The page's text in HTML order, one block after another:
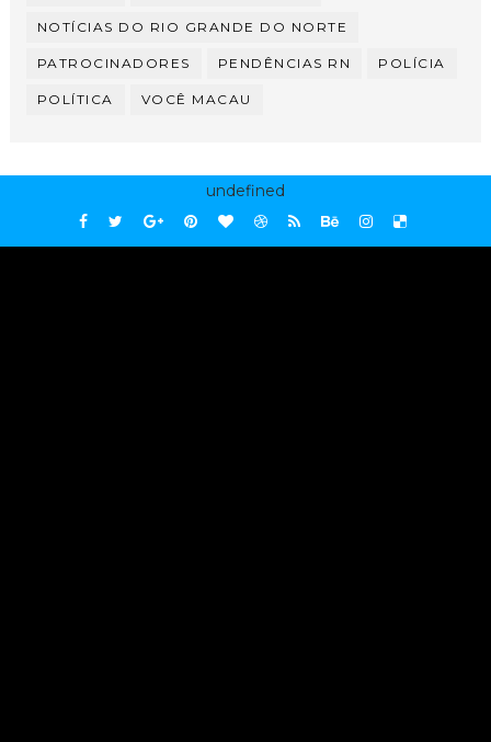
NOTÍCIAS DO RIO GRANDE DO NORTE
PATROCINADORES PENDÊNCIAS RN POLÍCIA
POLÍTICA VOCÊ MACAU
undefined